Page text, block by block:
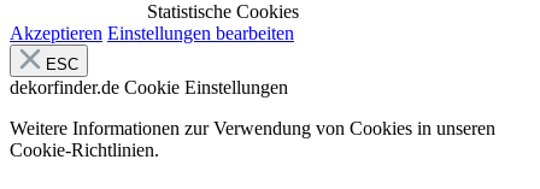
Statistische Cookies
Akzeptieren Einstellungen bearbeiten
ESC
dekorfinder.de Cookie Einstellungen
Weitere Informationen zur Verwendung von Cookies in unseren
Cookie-Richtlinien.